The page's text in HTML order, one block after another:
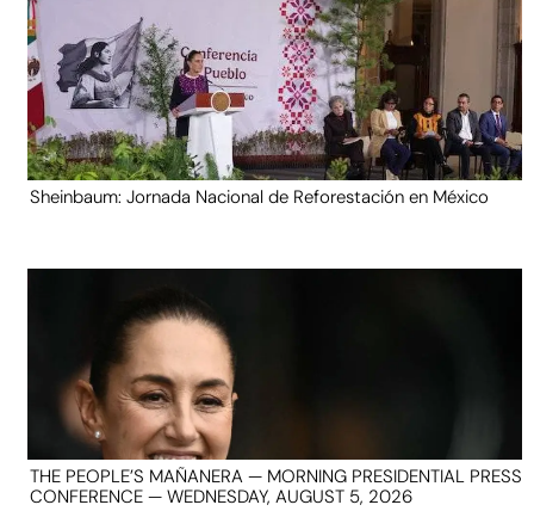
Sheinbaum: Jornada Nacional de Reforestación en México
THE PEOPLE’S MAÑANERA — MORNING PRESIDENTIAL PRESS
CONFERENCE — WEDNESDAY, AUGUST 5, 2026